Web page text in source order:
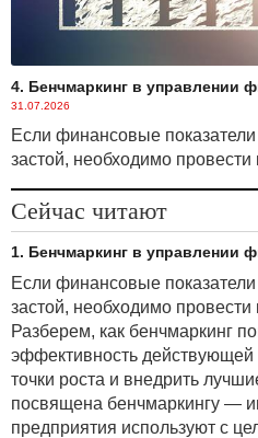
4. Бенчмаркинг в управлении
31.07.2026
Если финансовые
застой, необходимо
Сейчас читают
1. Бенчмаркинг в управлении
Если финансовые
застой, необходимо
Разберем, как бенчмаркинг
эффективность действующей
точки роста и внедрить
посвящена бенчмаркингу —
предприятия используют с